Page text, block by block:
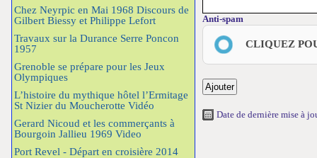
Chez Neyrpic en Mai 1968 Discours de
Gilbert Biessy et Philippe Lefort
Travaux sur la Durance Serre Poncon
1957
Grenoble se prépare pour les Jeux
Olympiques
L’histoire du mythique hôtel l’Ermitage
St Nizier du Moucherotte Vidéo
Gerard Nicoud et les commerçants à
Bourgoin Jallieu 1969 Video
Port Revel - Départ en croisière 2014
Anti-spam
CLIQUEZ
Date de dernière mise à